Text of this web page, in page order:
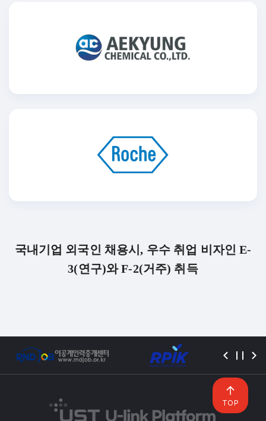
국내기업 외국인 채용시, 우수 취업 비자인 E-
3(연구)와 F-2(거주) 취득
TOP